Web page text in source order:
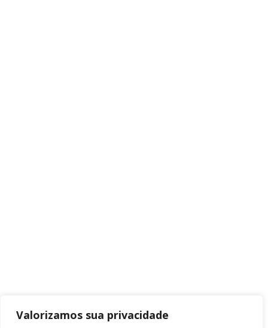
Valorizamos sua privacidade